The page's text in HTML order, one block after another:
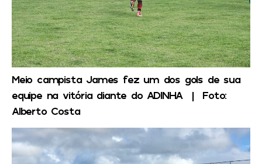
Meio campista James fez um dos gols de sua
equipe na vitória diante do ADINHA | Foto:
Alberto Costa